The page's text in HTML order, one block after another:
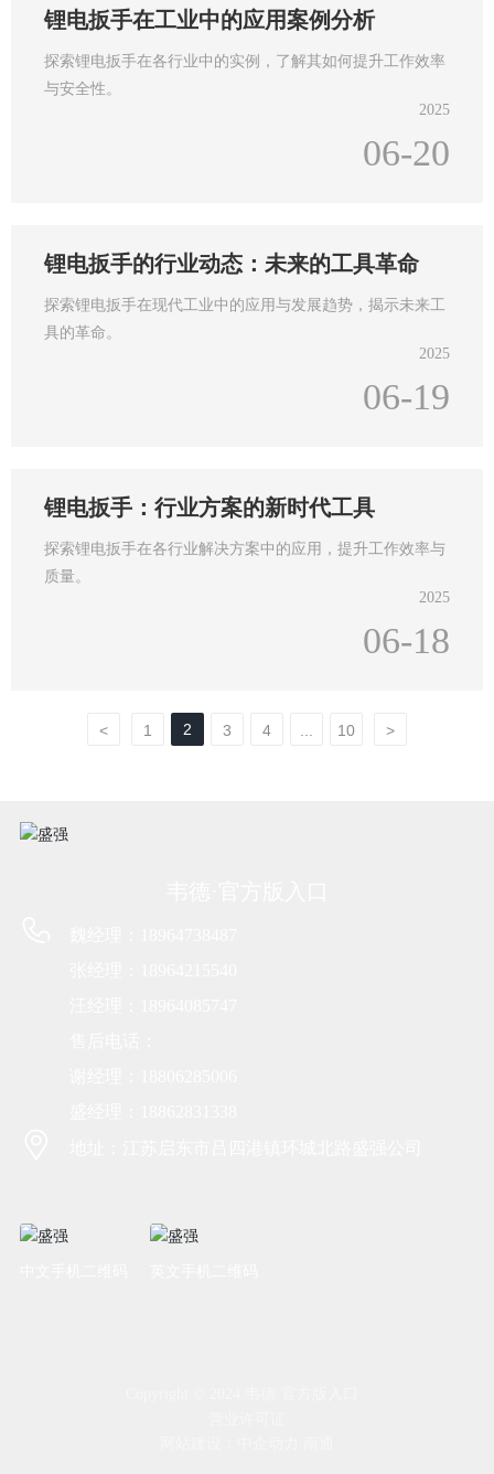
锂电扳手在工业中的应用案例分析
探索锂电扳手在各行业中的实例，了解其如何提升工作效率
与安全性。
2025
06-20
锂电扳手的行业动态：未来的工具革命
探索锂电扳手在现代工业中的应用与发展趋势，揭示未来工
具的革命。
2025
06-19
锂电扳手：行业方案的新时代工具
探索锂电扳手在各行业解决方案中的应用，提升工作效率与
质量。
2025
06-18
< 1 2 3 4 10 >